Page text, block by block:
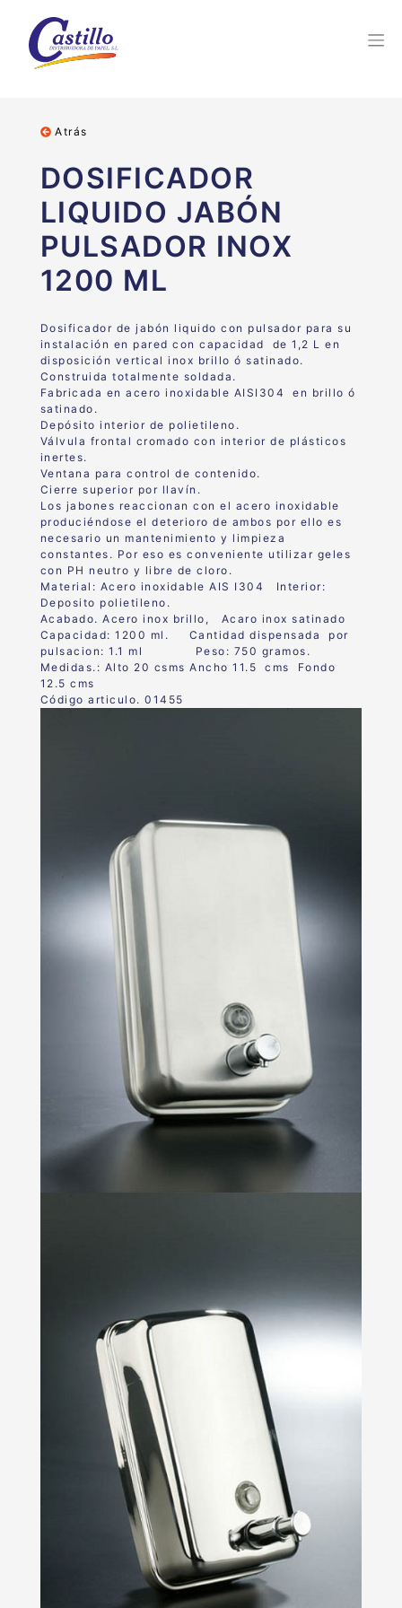
Atrás
DOSIFICADOR
LIQUIDO JABÓN
PULSADOR INOX
1200 ML
Dosificador de jabón liquido con pulsador para su
instalación en pared con capacidad de 1,2 L en
disposición vertical inox brillo ó satinado.
Construida totalmente soldada.
Fabricada en acero inoxidable AISI304 en brillo ó
satinado.
Depósito interior de polietileno.
Válvula frontal cromado con interior de plásticos
inertes.
Ventana para control de contenido.
Cierre superior por llavín.
Los jabones reaccionan con el acero inoxidable
produciéndose el deterioro de ambos por ello es
necesario un mantenimiento y limpieza
constantes. Por eso es conveniente utilizar geles
con PH neutro y libre de cloro.
Material: Acero inoxidable AIS I304 Interior:
Deposito polietileno.
Acabado. Acero inox brillo, Acaro inox satinado
Capacidad: 1200 ml. Cantidad dispensada por
pulsacion: 1.1 ml Peso: 750 gramos.
Medidas.: Alto 20 csms Ancho 11.5 cms Fondo
12.5 cms
Código articulo. 01455